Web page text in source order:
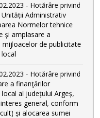
- Hotărâre privind
Administrativ
Normelor tehnice
şi amplasare a
de publicitate
- Hotărâre privind
a finanţărilor
al județului Argeș,
general, conform
și alocarea sumei